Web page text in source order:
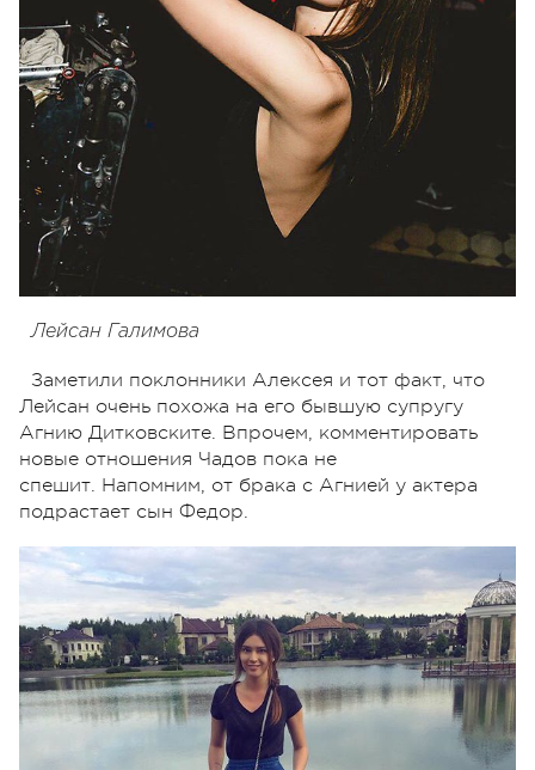
Лейсан Галимова
Заметили поклонники Алексея и тот факт, что
Лейсан очень похожа на его бывшую супругу
Агнию Дитковските. Впрочем, комментировать
новые отношения Чадов пока не
спешит. Напомним, от брака с Агнией у актера
подрастает сын Федор.